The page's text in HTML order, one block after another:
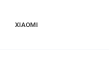
XIAOMI